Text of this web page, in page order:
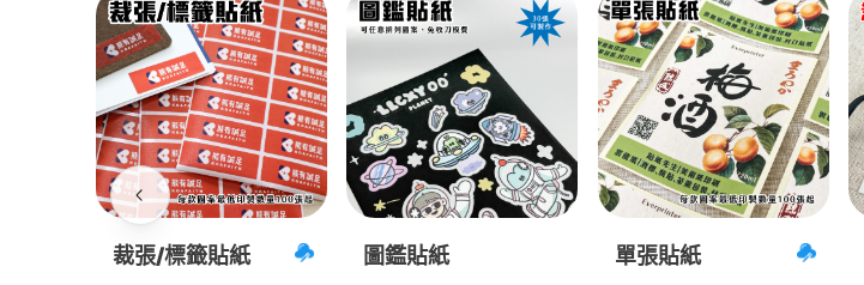
裁張/標籤貼紙 圖鑑貼紙 單張貼紙